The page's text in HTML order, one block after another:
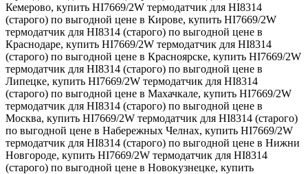
Кемерово, купить HI7669/2W термодатчик для HI8314
(старого) по выгодной цене в Кирове, купить HI7669/2W
термодатчик для HI8314 (старого) по выгодной цене в
Краснодаре, купить HI7669/2W термодатчик для HI8314
(старого) по выгодной цене в Красноярске, купить HI7669/2W
термодатчик для HI8314 (старого) по выгодной цене в
Липецке, купить HI7669/2W термодатчик для HI8314
(старого) по выгодной цене в Махачкале, купить HI7669/2W
термодатчик для HI8314 (старого) по выгодной цене в
Москва, купить HI7669/2W термодатчик для HI8314 (старого)
по выгодной цене в Набережных Челнах, купить HI7669/2W
термодатчик для HI8314 (старого) по выгодной цене в Нижни
Новгороде, купить HI7669/2W термодатчик для HI8314
(старого) по выгодной цене в Новокузнецке, купить